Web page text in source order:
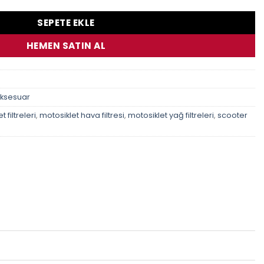
SEPETE EKLE
HEMEN SATIN AL
filtreleri, motosiklet hava filtresi, motosiklet yağ filtreleri, scooter